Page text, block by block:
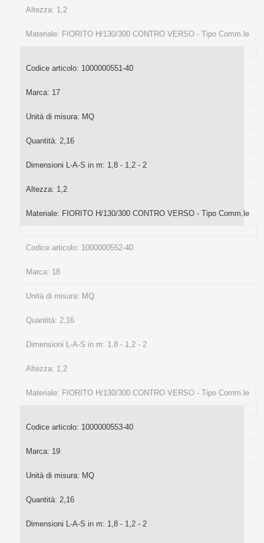
Altezza: 1,2
Materiale: FIORITO H/130/300 CONTRO VERSO - Tipo Comm.le
Codice articolo: 1000000551-40
Marca: 17
Unità di misura: MQ
Quantità: 2,16
Dimensioni L-A-S in m: 1,8 - 1,2 - 2
Altezza: 1,2
Materiale: FIORITO H/130/300 CONTRO VERSO - Tipo Comm.le
Codice articolo: 1000000552-40
Marca: 18
Unità di misura: MQ
Quantità: 2,16
Dimensioni L-A-S in m: 1,8 - 1,2 - 2
Altezza: 1,2
Materiale: FIORITO H/130/300 CONTRO VERSO - Tipo Comm.le
Codice articolo: 1000000553-40
Marca: 19
Unità di misura: MQ
Quantità: 2,16
Dimensioni L-A-S in m: 1,8 - 1,2 - 2